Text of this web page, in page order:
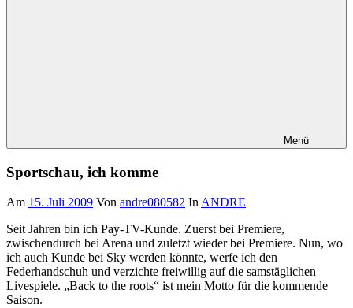
Menü
Sportschau, ich komme
Am 15. Juli 2009 Von andre080582 InANDRE
Seit Jahren bin ich Pay-TV-Kunde. Zuerst bei Premiere,
zwischendurch bei Arena und zuletzt wieder bei Premiere. Nun, wo
ich auch Kunde bei Sky werden könnte, werfe ich den
Federhandschuh und verzichte freiwillig auf die samstäglichen
Livespiele. „Back to the roots“ ist mein Motto für die kommende
Saison.